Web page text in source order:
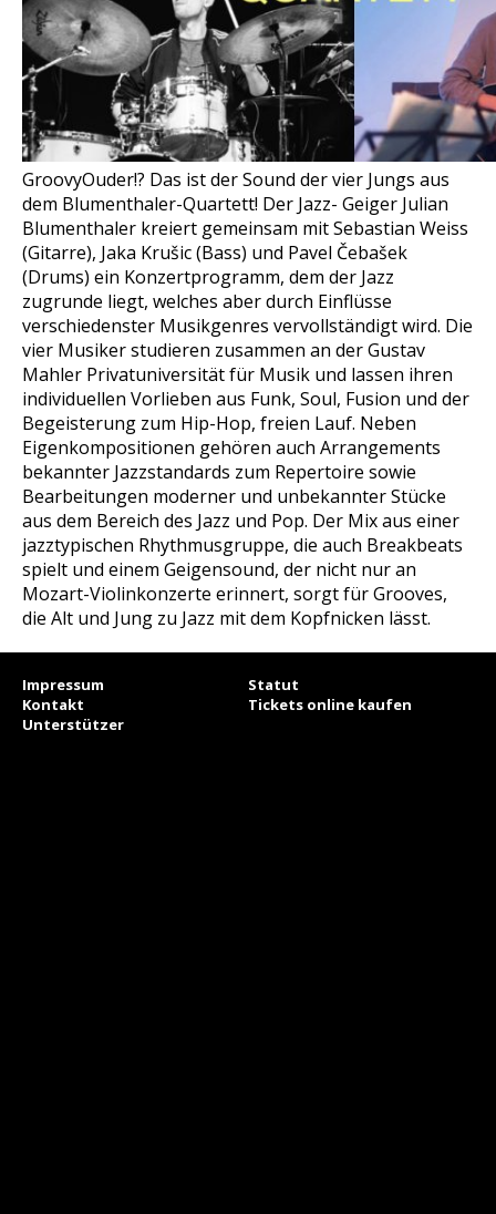
GroovyOuder!? Das ist der Sound der vier Jungs aus
dem Blumenthaler-Quartett! Der Jazz- Geiger Julian
Blumenthaler kreiert gemeinsam mit Sebastian Weiss
(Gitarre), Jaka Krušic (Bass) und Pavel Čebašek
(Drums) ein Konzertprogramm, dem der Jazz
zugrunde liegt, welches aber durch Einflüsse
verschiedenster Musikgenres vervollständigt wird. Die
vier Musiker studieren zusammen an der Gustav
Mahler Privatuniversität für Musik und lassen ihren
individuellen Vorlieben aus Funk, Soul, Fusion und der
Begeisterung zum Hip-Hop, freien Lauf. Neben
Eigenkompositionen gehören auch Arrangements
bekannter Jazzstandards zum Repertoire sowie
Bearbeitungen moderner und unbekannter Stücke
aus dem Bereich des Jazz und Pop. Der Mix aus einer
jazztypischen Rhythmusgruppe, die auch Breakbeats
spielt und einem Geigensound, der nicht nur an
Mozart-Violinkonzerte erinnert, sorgt für Grooves,
die Alt und Jung zu Jazz mit dem Kopfnicken lässt.
Impressum
Statut
Kontakt
Tickets online kaufen
Unterstützer